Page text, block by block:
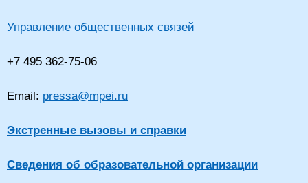
Управление общественных связей
+7 495 362-75-06
Email: pressa@mpei.ru
Экстренные вызовы и справки
Сведения об образовательной организации